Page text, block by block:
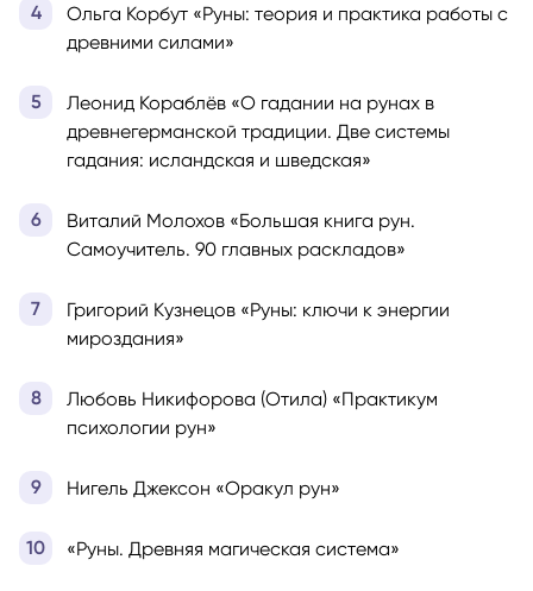
Ольга Корбут «Руны: теория и практика работы с
древними силами»
Леонид Кораблёв «О гадании на рунах в
древнегерманской традиции. Две системы
гадания: исландская и шведская»
Виталий Молохов «Большая книга рун.
Самоучитель. 90 главных раскладов»
Григорий Кузнецов «Руны: ключи к энергии
мироздания»
Любовь Никифорова (Отила) «Практикум
психологии рун»
Нигель Джексон «Оракул рун»
«Руны. Древняя магическая система»